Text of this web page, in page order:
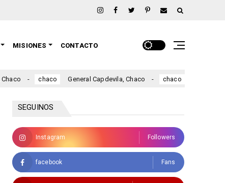
MISIONES CONTACTO
chaco General Capdevila, Chaco chaco Fuerte
SEGUINOS
Instagram Followers
facebook Fans